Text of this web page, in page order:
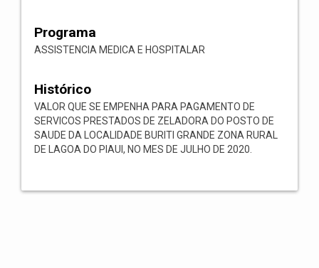
Programa
ASSISTENCIA MEDICA E HOSPITALAR
Histórico
VALOR QUE SE EMPENHA PARA PAGAMENTO DE
SERVICOS PRESTADOS DE ZELADORA DO POSTO DE
SAUDE DA LOCALIDADE BURITI GRANDE ZONA RURAL
DE LAGOA DO PIAUI, NO MES DE JULHO DE 2020.